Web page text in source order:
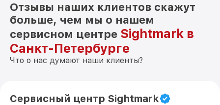
Отзывы наших клиентов скажут
больше, чем мы о нашем
сервисном центре Sightmark в
Санкт-Петербурге
Что о нас думают наши клиенты?
Сервисный центр Sightmark